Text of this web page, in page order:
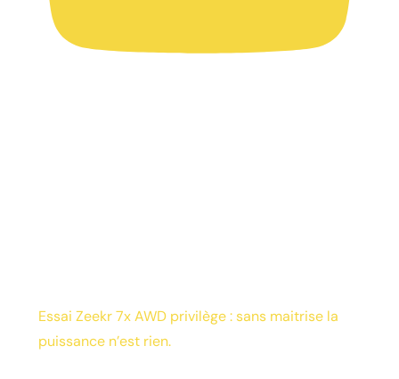
Essai Zeekr 7x AWD privilège : sans maitrise la
puissance n’est rien.